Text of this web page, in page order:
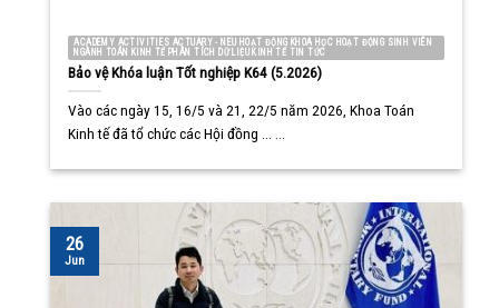
ACADEMY ACTIVITIES ACTUARY - NEU HOẠT ĐỘNG KHOA HỌC HOẠT ĐỘNG SINH VIÊN
NGÀNH TOÁN KINH TẾ PHÂN TÍCH DỮ LIỆU KINH TẾ TIN TỨC
Bảo vệ Khóa luận Tốt nghiệp K64 (5.2026)
Vào các ngày 15, 16/5 và 21, 22/5 năm 2026, Khoa Toán
Kinh tế đã tổ chức các Hội đồng ... ...
26
Jun